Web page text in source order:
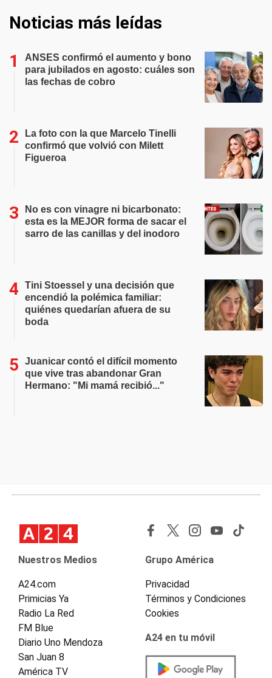
Noticias más leídas
ANSES confirmó el aumento y bono
para jubilados en agosto: cuáles son
las fechas de cobro
La foto con la que Marcelo Tinelli
confirmó que volvió con Milett
Figueroa
No es con vinagre ni bicarbonato:
esta es la MEJOR forma de sacar el
sarro de las canillas y del inodoro
Tini Stoessel y una decisión que
encendió la polémica familiar:
quiénes quedarían afuera de su
boda
Juanicar contó el difícil momento
que vive tras abandonar Gran
Hermano: "Mi mamá recibió..."
Nuestros Medios
A24.com
Primicias Ya
Radio La Red
FM Blue
Diario Uno Mendoza
San Juan 8
América TV
Grupo América
Privacidad
Términos y Condiciones
Cookies
A24 en tu móvil